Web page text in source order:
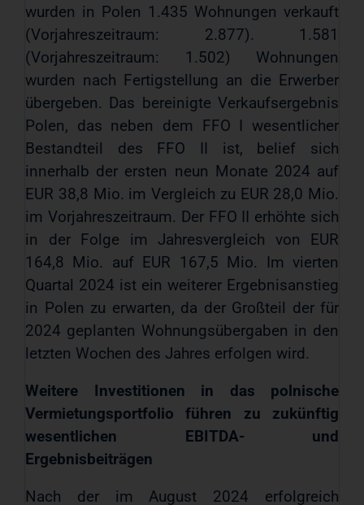
wurden in Polen 1.435 Wohnungen verkauft
(Vorjahreszeitraum: 2.877). 1.581
(Vorjahreszeitraum: 1.502) Wohnungen
wurden nach Fertigstellung an die Erwerber
übergeben. Das bereinigte Verkaufsergebnis
Polen, das neben dem FFO I wesentlicher
Bestandteil des FFO II ist, belief sich
innerhalb der ersten neun Monate 2024 auf
EUR 38,8 Mio. im Vergleich zu EUR 28,0 Mio.
im Vorjahreszeitraum. Der FFO II erhöhte sich
in der Folge im Jahresvergleich von EUR
164,8 Mio. auf EUR 167,5 Mio. Im vierten
Quartal 2024 ist ein weiterer Ergebnisanstieg
in Polen zu erwarten, da der Großteil der für
2024 geplanten Wohnungsübergaben in den
letzten Wochen des Jahres erfolgen wird.
Weitere Investitionen in das polnische
Vermietungsportfolio führen zu zukünftig
wesentlichen EBITDA- und
Ergebnisbeiträgen
Nach der im August 2024 erfolgreich